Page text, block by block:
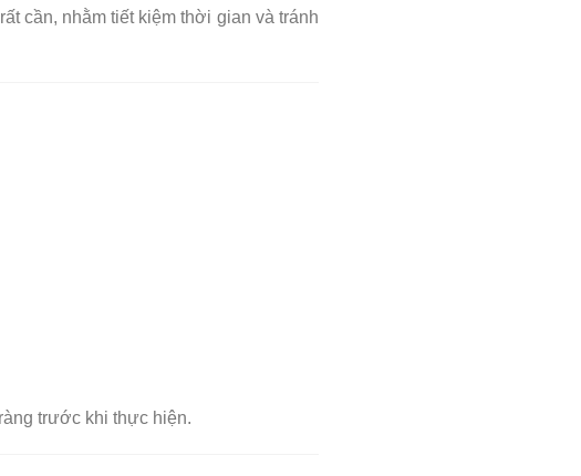
cần, nhằm tiết kiệm thời gian và tránh
trước khi thực hiện.